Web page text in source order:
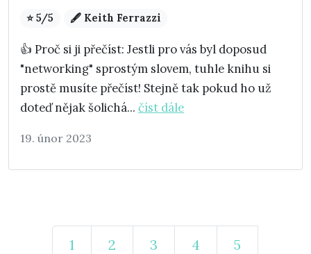
⭐ 5/5 🖋️ Keith Ferrazzi
👍 Proč si ji přečíst: Jestli pro vás byl doposud
"networking" sprostým slovem, tuhle knihu si
prostě musíte přečíst! Stejně tak pokud ho už
doteď nějak šolichá... číst dále
19. únor 2023
1 2 3 4 5